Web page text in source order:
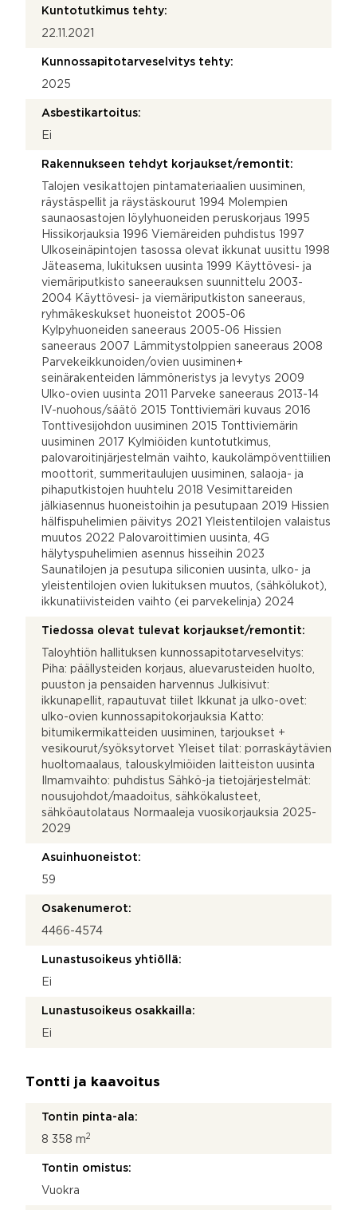
Kuntotutkimus tehty:
22.11.2021
Kunnossapitotarveselvitys tehty:
2025
Asbestikartoitus:
Ei
Rakennukseen tehdyt korjaukset/remontit:
Talojen vesikattojen pintamateriaalien uusiminen,
räystäspellit ja räystäskourut 1994 Molempien
saunaosastojen löylyhuoneiden peruskorjaus 1995
Hissikorjauksia 1996 Viemäreiden puhdistus 1997
Ulkoseinäpintojen tasossa olevat ikkunat uusittu 1998
Jäteasema, lukituksen uusinta 1999 Käyttövesi- ja
viemäriputkisto saneerauksen suunnittelu 2003-
2004 Käyttövesi- ja viemäriputkiston saneeraus,
ryhmäkeskukset huoneistot 2005-06
Kylpyhuoneiden saneeraus 2005-06 Hissien
saneeraus 2007 Lämmitystolppien saneeraus 2008
Parvekeikkunoiden/ovien uusiminen+
seinärakenteiden lämmöneristys ja levytys 2009
Ulko-ovien uusinta 2011 Parveke saneeraus 2013-14
lV-nuohous/säätö 2015 Tonttiviemäri kuvaus 2016
Tonttivesijohdon uusiminen 2015 Tonttiviemärin
uusiminen 2017 Kylmiöiden kuntotutkimus,
palovaroitinjärjestelmän vaihto, kaukolämpöventtiilien
moottorit, summeritaulujen uusiminen, salaoja- ja
pihaputkistojen huuhtelu 2018 Vesimittareiden
jälkiasennus huoneistoihin ja pesutupaan 2019 Hissien
hälfispuhelimien päivitys 2021 Yleistentilojen valaistus
muutos 2022 Palovaroittimien uusinta, 4G
hälytyspuhelimien asennus hisseihin 2023
Saunatilojen ja pesutupa siliconien uusinta, ulko- ja
yleistentilojen ovien lukituksen muutos, (sähkölukot),
ikkunatiivisteiden vaihto (ei parvekelinja) 2024
Tiedossa olevat tulevat korjaukset/remontit:
Taloyhtiön hallituksen kunnossapitotarveselvitys:
Piha: päällysteiden korjaus, aluevarusteiden huolto,
puuston ja pensaiden harvennus Julkisivut:
ikkunapellit, rapautuvat tiilet Ikkunat ja ulko-ovet:
ulko-ovien kunnossapitokorjauksia Katto:
bitumikermikatteiden uusiminen, tarjoukset +
vesikourut/syöksytorvet Yleiset tilat: porraskäytävien
huoltomaalaus, talouskylmiöiden laitteiston uusinta
Ilmamvaihto: puhdistus Sähkö-ja tietojärjestelmät:
nousujohdot/maadoitus, sähkökalusteet,
sähköautolataus Normaaleja vuosikorjauksia 2025-
2029
Asuinhuoneistot:
59
Osakenumerot:
4466-4574
Lunastusoikeus yhtiöllä:
Ei
Lunastusoikeus osakkailla:
Ei
Tontti ja kaavoitus
Tontin pinta-ala:
8 358 m2
Tontin omistus:
Vuokra